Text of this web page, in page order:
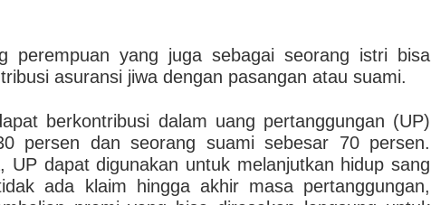
perempuan yang juga sebagai seorang istri bisa
asuransi jiwa dengan pasangan atau suami.
berkontribusi dalam uang pertanggungan (UP)
persen dan seorang suami sebesar 70 persen.
UP dapat digunakan untuk melanjutkan hidup sang
ada klaim hingga akhir masa pertanggungan,